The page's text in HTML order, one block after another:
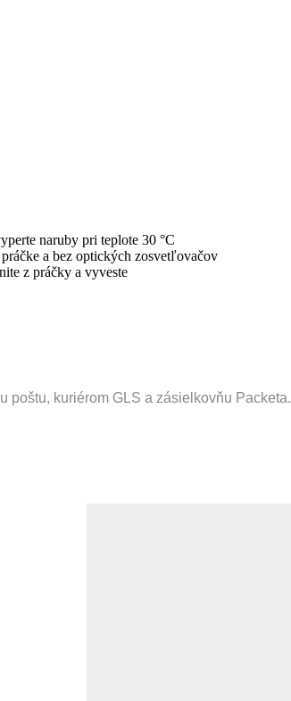
naruby pri teplote 30 °C
a bez optických zosvetľovačov
z práčky a vyveste
poštu, kuriérom GLS a zásielkovňu Packeta.